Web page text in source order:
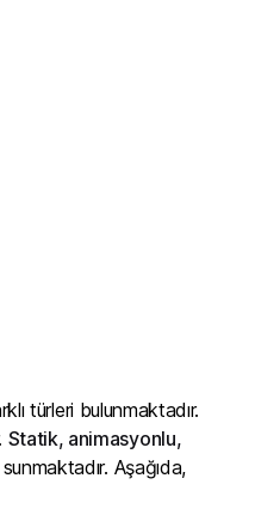
türleri bulunmaktadır.
Statik, animasyonlu,
Aşağıda,